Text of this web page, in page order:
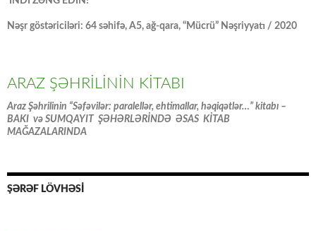
Nəşr göstəriciləri: 64 səhifə, A5, ağ-qara, “Mücrü” Nəşriyyatı / 2020
ARAZ ŞƏHRİLİNİN KİTABI
Araz Şəhrilinin “Səfəvilər: paralellər, ehtimallar, həqiqətlər…” kitabı –
BAKI və SUMQAYIT ŞƏHƏRLƏRİNDƏ ƏSAS KİTAB
MAĞAZALARINDA
ŞƏRƏF LÖVHƏSİ